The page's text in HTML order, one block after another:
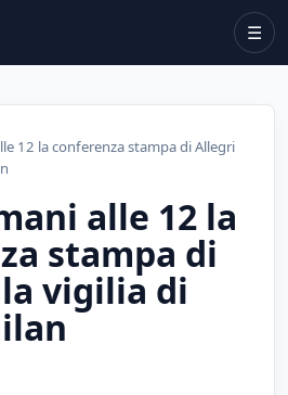
☰
12 la conferenza stampa di Allegri
alle 12 la
stampa di
vigilia di